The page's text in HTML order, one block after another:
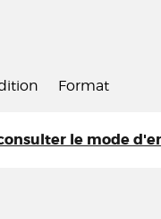
Format
le mode